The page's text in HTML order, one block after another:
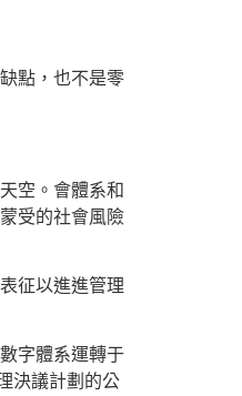
點，也不是零
空。會體系和
受的社會風險
征以進進管理
字體系運轉于
決議計劃的公